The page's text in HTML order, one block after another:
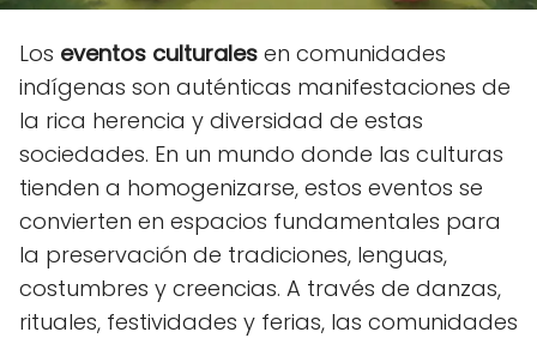
Los eventos culturales en comunidades
indígenas son auténticas manifestaciones de
la rica herencia y diversidad de estas
sociedades. En un mundo donde las culturas
tienden a homogenizarse, estos eventos se
convierten en espacios fundamentales para
la preservación de tradiciones, lenguas,
costumbres y creencias. A través de danzas,
rituales, festividades y ferias, las comunidades